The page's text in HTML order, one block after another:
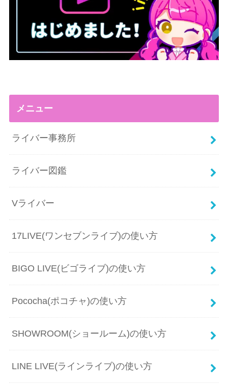
メニュー
ライバー事務所
ライバー図鑑
Vライバー
17LIVE(ワンセブンライブ)の使い方
BIGO LIVE(ビゴライブ)の使い方
Pococha(ポコチャ)の使い方
SHOWROOM(ショールーム)の使い方
LINE LIVE(ラインライブ)の使い方